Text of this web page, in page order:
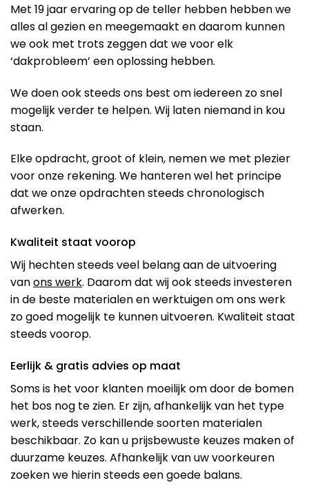
Met 19 jaar ervaring op de teller hebben hebben we
alles al gezien en meegemaakt en daarom kunnen
we ook met trots zeggen dat we voor elk
‘dakprobleem’ een oplossing hebben.
We doen ook steeds ons best om iedereen zo snel
mogelijk verder te helpen. Wij laten niemand in kou
staan.
Elke opdracht, groot of klein, nemen we met plezier
voor onze rekening. We hanteren wel het principe
dat we onze opdrachten steeds chronologisch
afwerken.
Kwaliteit staat voorop
Wij hechten steeds veel belang aan de uitvoering
vanons werk. Daarom dat wij ook steeds investeren
in de beste materialen en werktuigen om ons werk
zo goed mogelijk te kunnen uitvoeren. Kwaliteit staat
steeds voorop.
Eerlijk & gratis advies op maat
Soms is het voor klanten moeilijk om door de bomen
het bos nog te zien. Er zijn, afhankelijk van het type
werk, steeds verschillende soorten materialen
beschikbaar. Zo kan u prijsbewuste keuzes maken of
duurzame keuzes. Afhankelijk van uw voorkeuren
zoeken we hierin steeds een goede balans.